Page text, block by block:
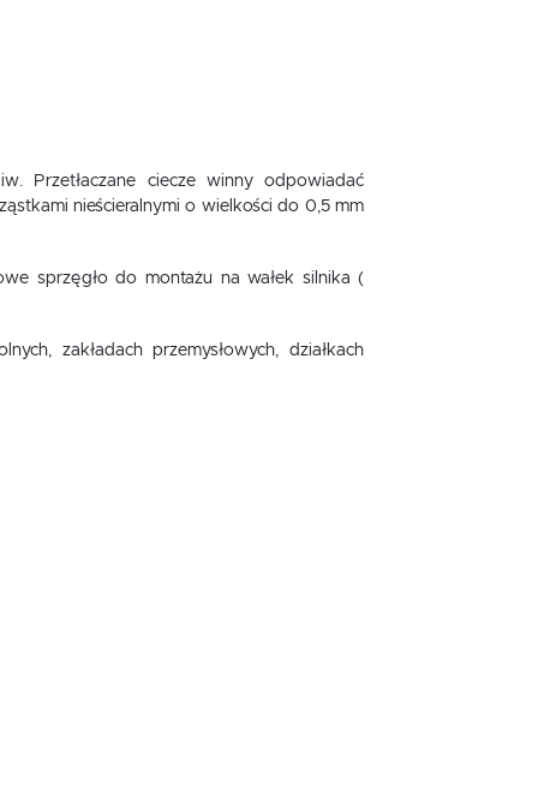
Przetłaczane ciecze winny odpowiadać
nieścieralnymi o wielkości do 0,5 mm
sprzęgło do montażu na wałek silnika (
zakładach przemysłowych, działkach